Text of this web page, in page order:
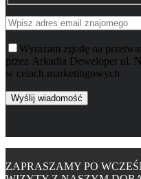
Wyrażam zgodę na
przez Arkadia Deweloper ul.
w celach marketingowych
ZAPRASZAMY PO